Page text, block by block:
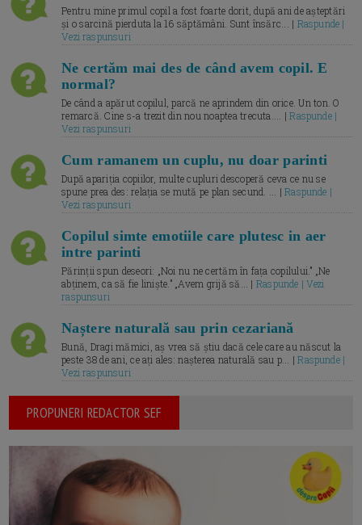
Pentru mine primul copil a fost foarte dorit, după ani de așteptări
și o sarcină pierduta la 16 săptămâni. Sunt însărc... | Raspunde |
Vezi raspunsuri
Ne certăm mai des de când avem copil. E
normal?
De când a apărut copilul, parcă ne aprindem din orice. Un ton. O
remarcă. Cine s-a trezit din nou noaptea trecuta.... |Raspunde |
Vezi raspunsuri
Cum ramanem un cuplu, nu doar parinti
După apariția copiilor, multe cupluri descoperă ceva ce nu se
spune prea des: relația se mută pe plan secund. ... |Raspunde |
Vezi raspunsuri
Copilul simte emotiile care plutesc in aer
intre parinti
Părinții spun deseori: „Noi nu ne certăm în fața copilului.” „Ne
abținem, ca să fie liniște.” „Avem grijă să... | Raspunde | Vezi
raspunsuri
Naștere naturală sau prin cezariană
Bună, Dragi mămici, aș vrea să știu dacă cele care au născut la
peste 38 de ani, ce ați ales: nașterea naturală sau p... |Raspunde |
Vezi raspunsuri
PROPUNERI REDACTOR SEF